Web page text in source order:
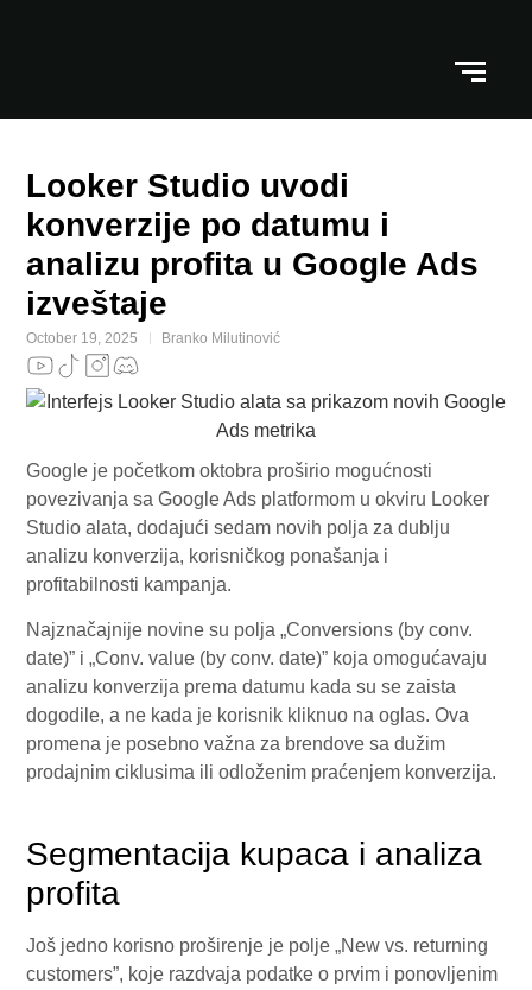
Looker Studio uvodi
konverzije po datumu i
analizu profita u Google Ads
izveštaje
October 19, 2025 Branko Milutinović
Google je početkom oktobra proširio mogućnosti
povezivanja sa Google Ads platformom u okviru Looker
Studio alata, dodajući sedam novih polja za dublju
analizu konverzija, korisničkog ponašanja i
profitabilnosti kampanja.
Najznačajnije novine su polja „Conversions (by conv.
date)” i „Conv. value (by conv. date)” koja omogućavaju
analizu konverzija prema datumu kada su se zaista
dogodile, a ne kada je korisnik kliknuo na oglas. Ova
promena je posebno važna za brendove sa dužim
prodajnim ciklusima ili odloženim praćenjem konverzija.
Segmentacija kupaca i analiza
profita
Još jedno korisno proširenje je polje „New vs. returning
customers”, koje razdvaja podatke o prvim i ponovljenim